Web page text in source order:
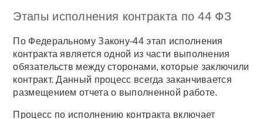
Этапы исполнения контракта по 44 ФЗ
По Федеральному Закону-44 этап исполнения
контракта является одной из части выполнения
обязательств между сторонами, которые заключили
контракт. Данный процесс всегда заканчивается
размещением отчета о выполненной работе.
Процесс по исполнению контракта включает